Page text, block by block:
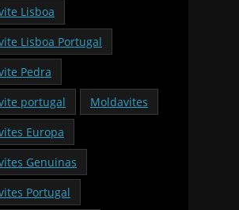
Lisboa
Lisboa Portugal
Pedra
portugal
Moldavites
Europa
Genuinas
Portugal